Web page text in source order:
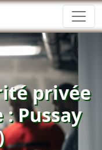
privée
Pussay